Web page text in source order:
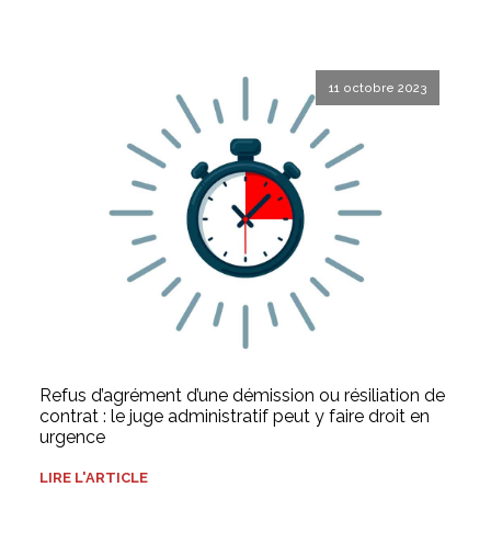
11 octobre 2023
Refus d’agrément d’une démission ou résiliation de
contrat : le juge administratif peut y faire droit en
urgence
LIRE L'ARTICLE